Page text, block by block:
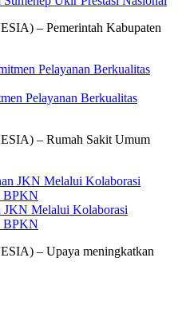
– Pemerintah Kabupaten
Pelayanan Berkualitas
– Rumah Sakit Umum
JKN Melalui Kolaborasi
BPKN
– Upaya meningkatkan